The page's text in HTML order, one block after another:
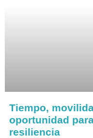
Tiempo,
oportunidad
resiliencia